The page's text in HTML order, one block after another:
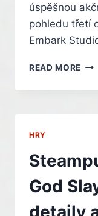
úspěšnou
pohledu třetí
Embark
READ MORE ARC
–
3
HRY
God
detaily